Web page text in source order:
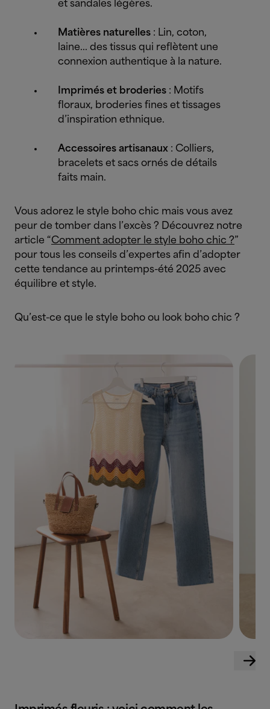
et sandales légères.
Matières naturelles : Lin, coton,
laine... des tissus qui reflètent une
connexion authentique à la nature.
Imprimés et broderies : Motifs
floraux, broderies fines et tissages
d’inspiration ethnique.
Accessoires artisanaux : Colliers,
bracelets et sacs ornés de détails
faits main.
Vous adorez le style boho chic mais vous avez
peur de tomber dans l’excès ? Découvrez notre
article “Comment adopter le style boho chic ?”
pour tous les conseils d’expertes afin d’adopter
cette tendance au printemps-été 2025 avec
équilibre et style.
Qu’est-ce que le style boho ou look boho chic ?